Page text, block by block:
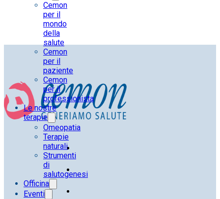
Cemon
per il
mondo
della
salute
Cemon
per il
paziente
Cemon
per il
professionista
Le nostre
terapie
Omeopatia
Terapie
naturali
Strumenti
di
salutogenesi
Officina
Eventi